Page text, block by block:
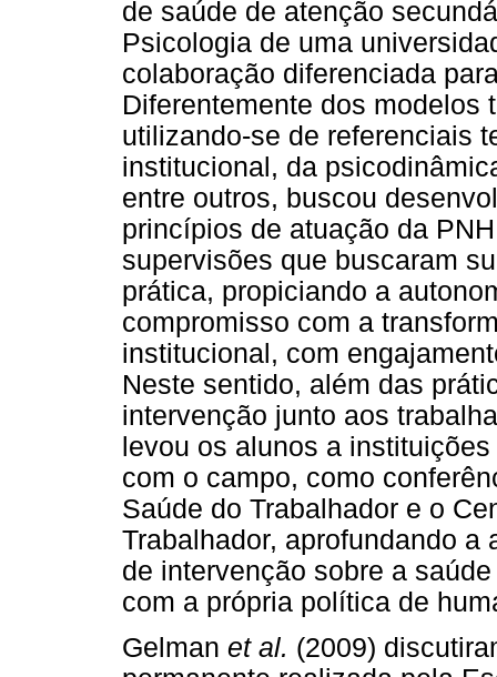
de saúde de atenção
Psicologia de uma
colaboração diferenciada
Diferentemente dos modelos
utilizando-se de referenciais
institucional, da
entre outros, buscou
princípios de atuação da
supervisões que buscaram
prática, propiciando a
compromisso com a
institucional, com
Neste sentido, além das
intervenção junto aos
levou os alunos a
com o campo, como
Saúde do Trabalhador e o
Trabalhador, aprofundando
de intervenção sobre a
com a própria política de
Gelman et al. (2009)